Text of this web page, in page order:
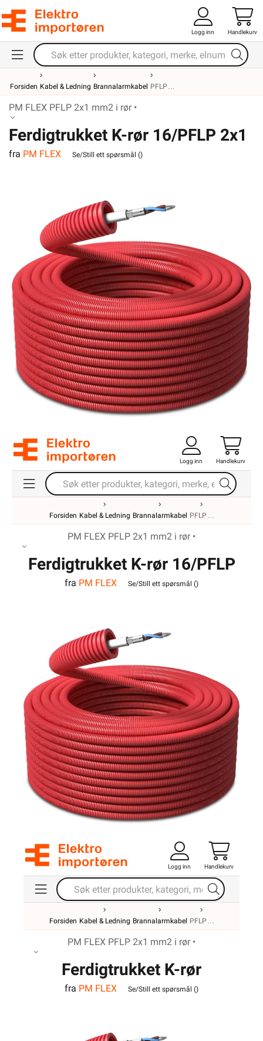
Logg inn Handlekurv
Forsiden Kabel & Ledning Brannalarmkabel PFLP
PM FLEX PFLP 2x1 mm2 i rør •
Ferdigtrukket K-rør 16/PFLP 2x1
Tvinnet 100m
fra PM FLEX Se/Still ett spørsmål ()
Logg inn Handlekurv
Forsiden Kabel & Ledning Brannalarmkabel PFLP
PM FLEX PFLP 2x1 mm2 i rør •
Ferdigtrukket K-rør 16/PFLP
2x1 Tvinnet 100m
fra PM FLEX Se/Still ett spørsmål ()
Logg inn Handlekurv
Forsiden Kabel & Ledning Brannalarmkabel PFLP
PM FLEX PFLP 2x1 mm2 i rør •
Ferdigtrukket K-rør
16/PFLP 2x1 Tvinnet
fra PM FLEX Se/Still ett spørsmål ()